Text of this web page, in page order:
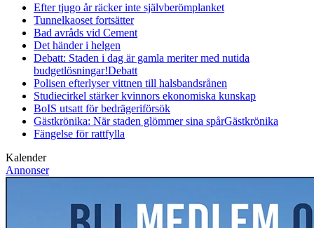
Efter tjugo år räcker inte självberömplanket
Tunnelkaoset fortsätter
Bad avråds vid Cement
Det händer i helgen
Debatt: Staden i dag är gamla meriter med nutida
budgetlösningar!Debatt
Polisen efterlyser vittnen till halsbandsrånen
Studiecirkel stärker kvinnors ekonomiska kunskap
BoIS utsatt för bedrägeriförsök
Gästkrönika: När staden glömmer sina spårGästkrönika
Fängelse för rattfylla
Kalender
Annonser